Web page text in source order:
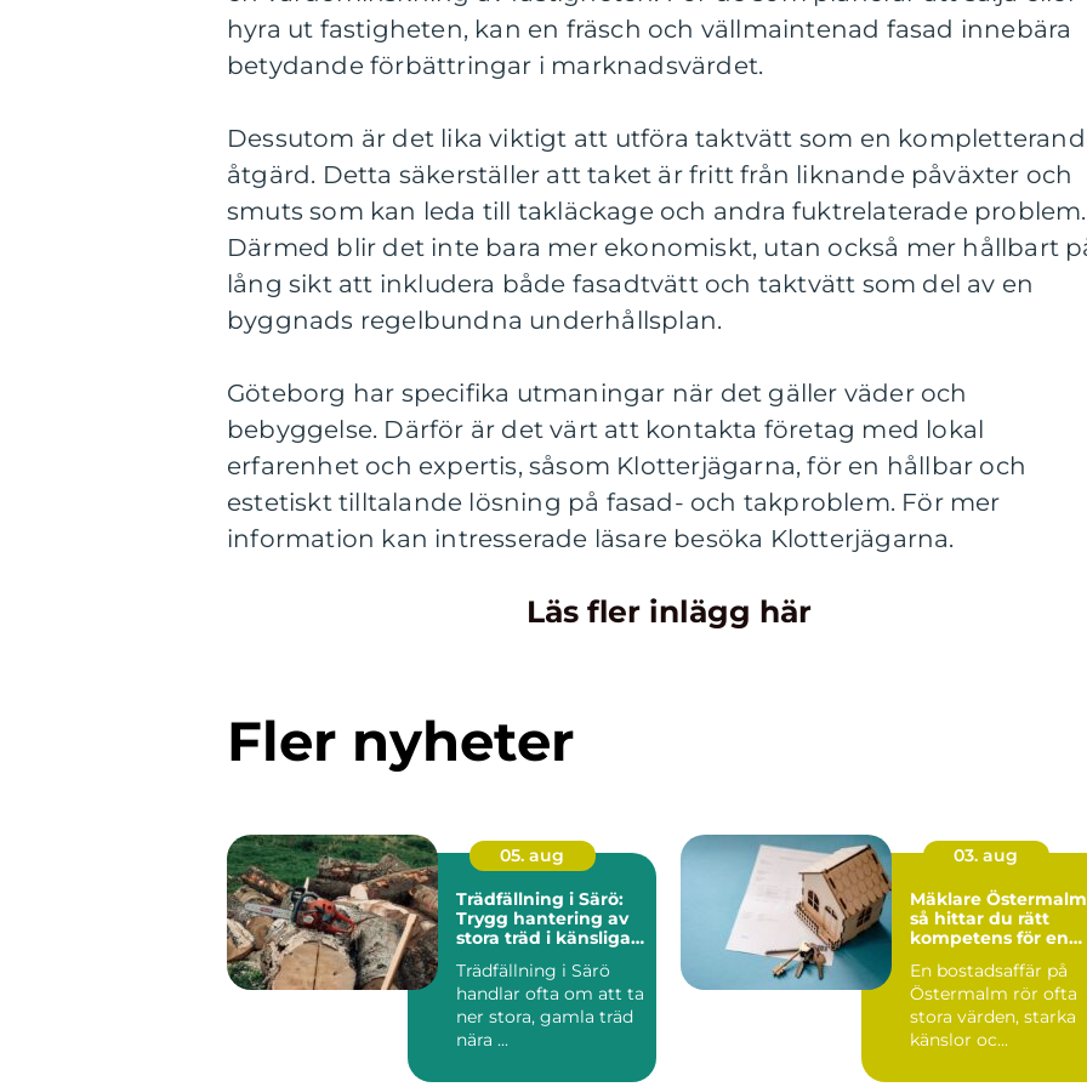
hyra ut fastigheten, kan en fräsch och vällmaintenad fasad innebära
betydande förbättringar i marknadsvärdet.
Dessutom är det lika viktigt att utföra taktvätt som en
åtgärd. Detta säkerställer att taket är fritt från liknande påväxter och
smuts som kan leda till takläckage och andra fuktrelaterade problem.
Därmed blir det inte bara mer ekonomiskt, utan också mer hållbart
lång sikt att inkludera både fasadtvätt och taktvätt som del av en
byggnads regelbundna underhållsplan.
Göteborg har specifika utmaningar när det gäller väder och
bebyggelse. Därför är det värt att kontakta företag med lokal
erfarenhet och expertis, såsom Klotterjägarna, för en hållbar och
estetiskt tilltalande lösning på fasad- och takproblem. För mer
information kan intresserade läsare besöka Klotterjägarna.
Läs fler inlägg här
Fler nyheter
05. aug
Trädfällning i Särö:
Trygg hantering av
stora träd i känsliga
Trädfällning i Särö
handlar ofta om att ta
ner stora, gamla träd
nära ...
03. aug
Mäklare
så hittar du rätt
kompetens för en
En bostadsaffär på
Östermalm rör ofta
stora värden, starka
känslor oc...